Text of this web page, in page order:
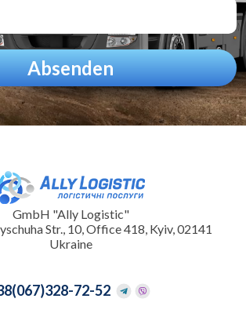
GmbH "Ally Logistic"
Str., 10, Office 418, Kyiv, 02141
Ukraine
(067)328-72-52